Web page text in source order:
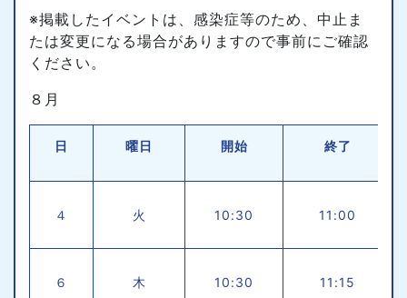
※掲載したイベントは、感染症等のため、中止ま
たは変更になる場合がありますので事前にご確認
ください。
８月
日 曜日 開始 終了
４ 火 10:30 11:00
６ 木 10:30 11:15